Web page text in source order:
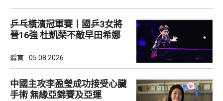
乒乓橫濱冠軍賽丨國乒3女將
晉16強 杜凱琹不敵早田希娜
體育 05.08.2026
中國主攻李盈瑩成功接受心臟
手術 無緣亞錦賽及亞運